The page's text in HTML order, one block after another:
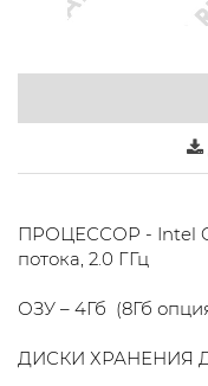
ПРОЦЕССОР - Intel
потока, 2.0 ГГц
ОЗУ – 4Гб (8Гб
ДИСКИ ХРАНЕНИЯ